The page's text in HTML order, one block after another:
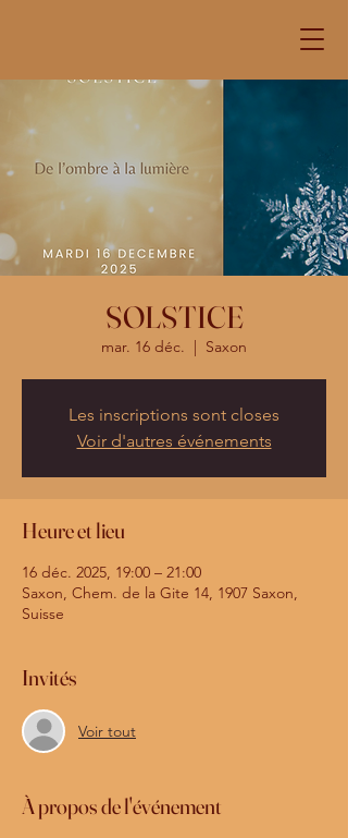
SOLSTICE
mar. 16 déc.
  |
Saxon
Les inscriptions sont closes
Voir d'autres événements
Heure et lieu
16 déc. 2025, 19:00 – 21:00
Saxon, Chem. de la Gite 14, 1907 Saxon,
Suisse
Invités
Voir tout
À propos de l'événement